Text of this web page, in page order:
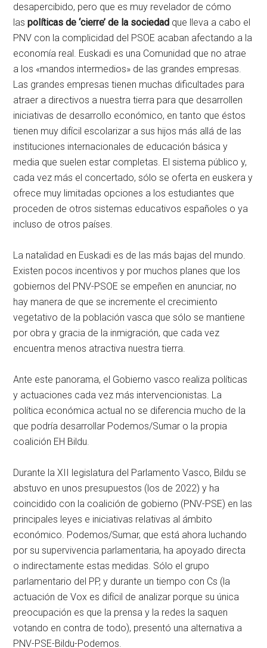
desapercibido, pero que es muy revelador de cómo
laspolíticas de ‘cierre’ de la sociedad que lleva a cabo el
PNV con la complicidad del PSOE acaban afectando a la
economía real. Euskadi es una Comunidad que no atrae
a los «mandos intermedios» de las grandes empresas.
Las grandes empresas tienen muchas dificultades para
atraer a directivos a nuestra tierra para que desarrollen
iniciativas de desarrollo económico, en tanto que éstos
tienen muy difícil escolarizar a sus hijos más allá de las
instituciones internacionales de educación básica y
media que suelen estar completas. El sistema público y,
cada vez más el concertado, sólo se oferta en euskera y
ofrece muy limitadas opciones a los estudiantes que
proceden de otros sistemas educativos españoles o ya
incluso de otros países.
La natalidad en Euskadi es de las más bajas del mundo.
Existen pocos incentivos y por muchos planes que los
gobiernos del PNV-PSOE se empeñen en anunciar, no
hay manera de que se incremente el crecimiento
vegetativo de la población vasca que sólo se mantiene
por obra y gracia de la inmigración, que cada vez
encuentra menos atractiva nuestra tierra.
Ante este panorama, el Gobierno vasco realiza políticas
y actuaciones cada vez más intervencionistas. La
política económica actual no se diferencia mucho de la
que podría desarrollar Podemos/Sumar o la propia
coalición EH Bildu.
Durante la XII legislatura del Parlamento Vasco, Bildu se
abstuvo en unos presupuestos (los de 2022) y ha
coincidido con la coalición de gobierno (PNV-PSE) en las
principales leyes e iniciativas relativas al ámbito
económico. Podemos/Sumar, que está ahora luchando
por su supervivencia parlamentaria, ha apoyado directa
o indirectamente estas medidas. Sólo el grupo
parlamentario del PP, y durante un tiempo con Cs (la
actuación de Vox es difícil de analizar porque su única
preocupación es que la prensa y la redes la saquen
votando en contra de todo), presentó una alternativa a
PNV-PSE-Bildu-Podemos.